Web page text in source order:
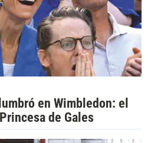
en Wimbledon: el
de Gales